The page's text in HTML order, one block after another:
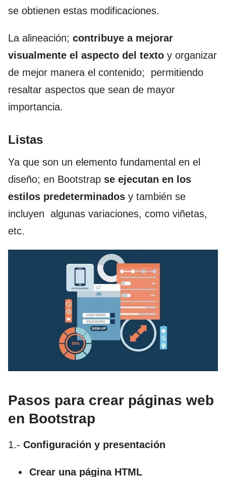
se obtienen estas modificaciones.
La alineación; contribuye a mejorar
visualmente el aspecto del texto y organizar
de mejor manera el contenido; permitiendo
resaltar aspectos que sean de mayor
importancia.
Listas
Ya que son un elemento fundamental en el
diseño; en Bootstrap se ejecutan en los
estilos predeterminados y también se
incluyen algunas variaciones, como viñetas,
etc.
Pasos para crear páginas web
en Bootstrap
1.- Configuración y presentación
Crear una página HTML